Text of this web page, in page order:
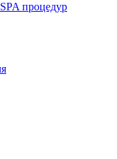
процедур